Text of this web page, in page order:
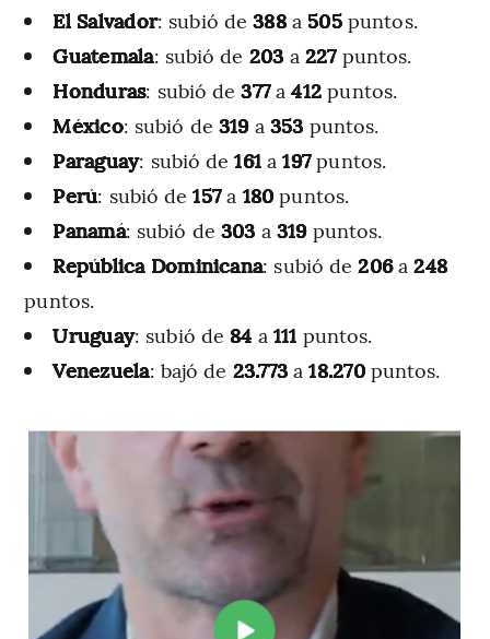
El Salvador: subió de388a 505puntos.
Guatemala: subió de 203 a 227puntos.
Honduras: subió de377a412 puntos.
México: subió de 319a 353 puntos.
Paraguay: subió de161 a197puntos.
Perú: subió de157a 180 puntos.
Panamá: subió de 303 a 319puntos.
República Dominicana: subió de206a248
puntos.
Uruguay: subió de 84 a 111 puntos.
Venezuela: bajó de 23.773 a18.270puntos.